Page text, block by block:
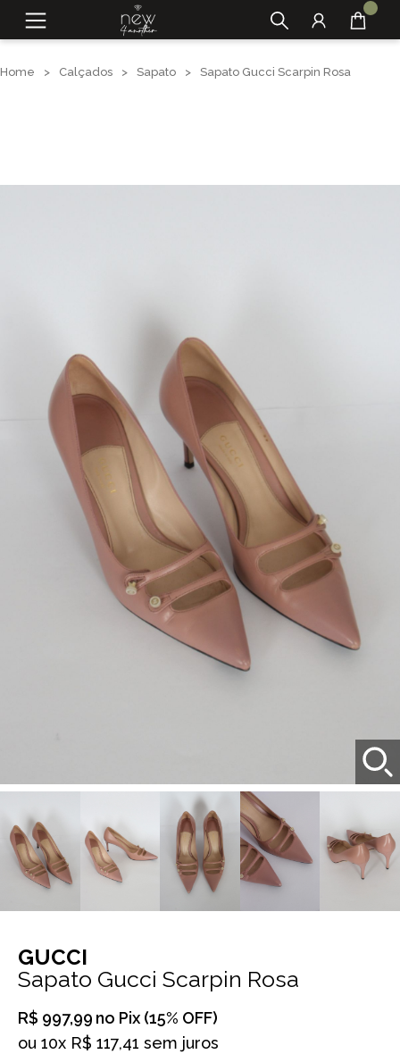
Home > Calçados > Sapato > Sapato Gucci Scarpin Rosa
GUCCI
Sapato Gucci Scarpin Rosa
R$ 997,99 no Pix (15% OFF)
ou 10x R$ 117,41 sem juros